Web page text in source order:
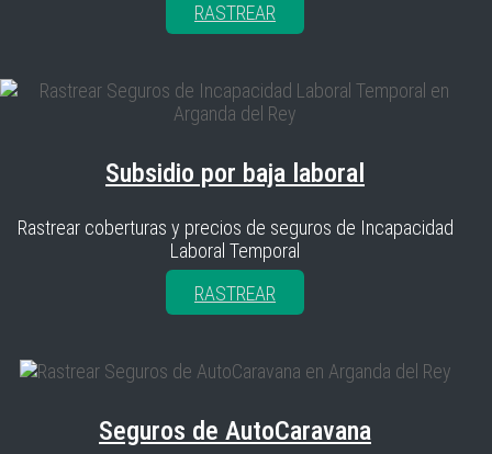
RASTREAR
Subsidio por baja laboral
Rastrear coberturas y precios de seguros de Incapacidad
Laboral Temporal
RASTREAR
Seguros de AutoCaravana